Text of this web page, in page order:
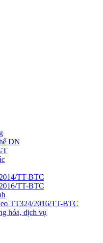
DN
TT-BTC
TT-BTC
TT324/2016/TT-BTC
hóa, dịch vụ